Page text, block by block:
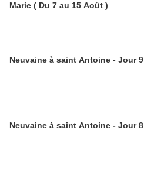
Marie ( Du 7 au 15 Août )
Neuvaine à saint Antoine - Jour 9
Neuvaine à saint Antoine - Jour 8